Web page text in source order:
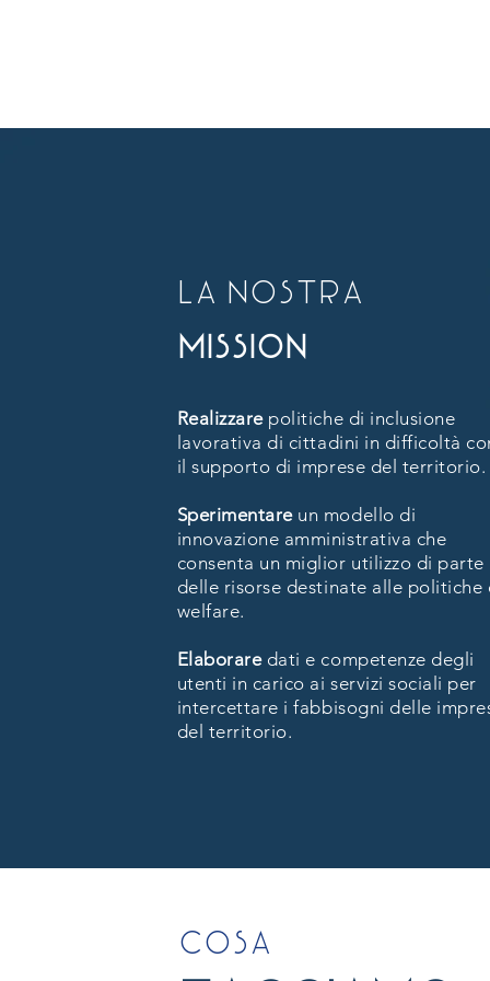
la nostra
mission
Realizzare politiche di inclusione
lavorativa di cittadini in difficoltà
il supporto di imprese del territorio.
Sperimentareun modello di
innovazione amministrativa che
consenta un miglior utilizzo di parte
delle risorse destinate alle politiche
welfare.
Elaboraredati e competenze degli
utenti in carico ai servizi sociali per
intercettare i fabbisogni delle
del territorio.
cosa